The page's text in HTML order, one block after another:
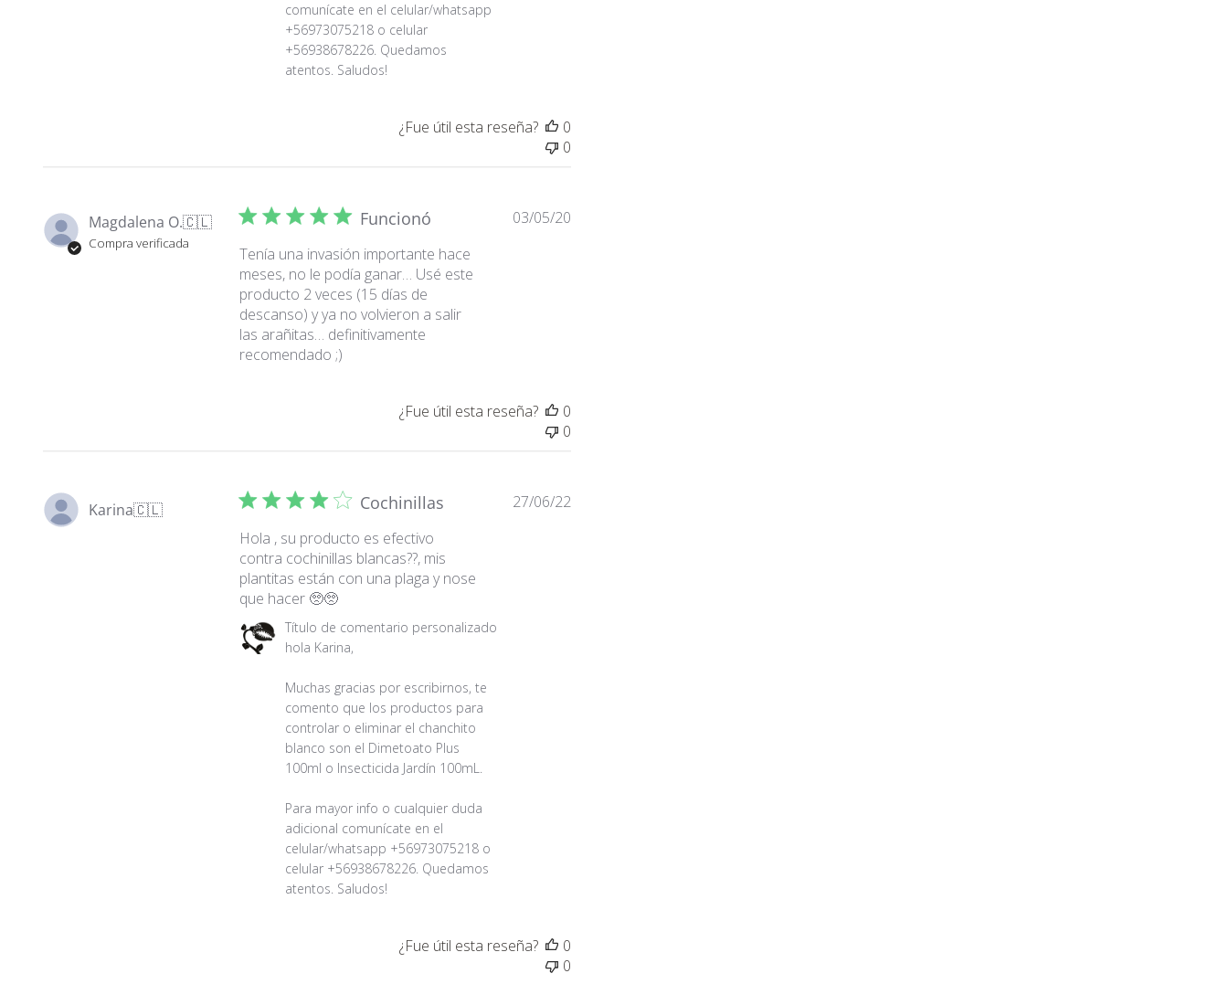
comunícate en el celular/whatsapp
+56973075218 o celular
+56938678226. Quedamos
atentos. Saludos!
¿Fue útil esta reseña?
0
0
Magdalena O.🇨🇱
Compra verificada
Funcionó
Tenía una invasión importante hace
meses, no le podía ganar… Usé este
producto 2 veces (15 días de
descanso) y ya no volvieron a salir
las arañitas… definitivamente
recomendado ;)
Fecha
03/05/20
¿Fue útil esta reseña?
0
0
Karina🇨🇱 Cochinillas
Hola , su producto es efectivo
contra cochinillas blancas??, mis
plantitas están con una plaga y nose
que hacer 🥺🥺
Comentarios
del
realizada
comentario
Título de comentario personalizado
hola Karina,
Muchas gracias por escribirnos, te
comento que los productos para
controlar o eliminar el chanchito
blanco son el Dimetoato Plus
100ml o Insecticida Jardín 100mL.
Para mayor info o cualquier duda
adicional comunícate en el
celular/whatsapp +56973075218 o
celular +56938678226. Quedamos
atentos. Saludos!
Fecha
27/06/22
¿Fue útil esta reseña?
0
0